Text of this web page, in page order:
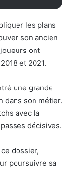
les plans
son ancien
ont
et 2021.
une grande
dans son métier.
avec la
décisives.
dossier,
poursuivre sa